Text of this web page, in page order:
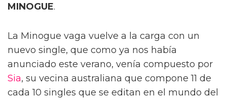
MINOGUE.
La Minogue vaga vuelve a la carga con un
nuevo single, que como ya nos había
anunciado este verano, venía compuesto por
Sia, su vecina australiana que compone 11 de
cada 10 singles que se editan en el mundo del